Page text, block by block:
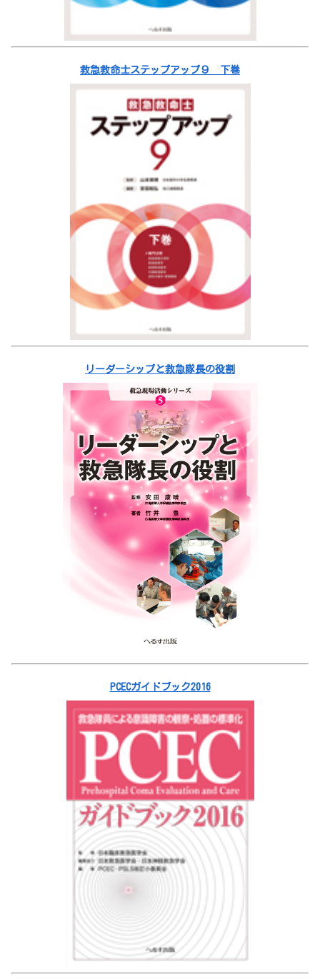
救急救命士ステップアップ９ 下巻
リーダーシップと救急隊長の役割
PCECガイドブック2016